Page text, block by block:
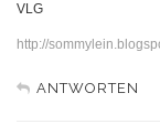
VLG
http://
ANTWORTEN